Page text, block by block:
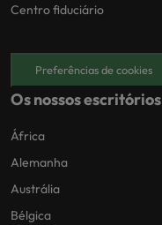
Centro fiduciário
Preferências de cookies
Os nossos escritórios
África
Alemanha
Austrália
Bélgica